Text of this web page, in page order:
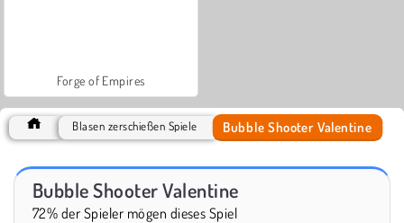
Forge of Empires
Blasen zerschießen Spiele Bubble Shooter Valentine
Bubble Shooter Valentine
72% der Spieler mögen dieses Spiel